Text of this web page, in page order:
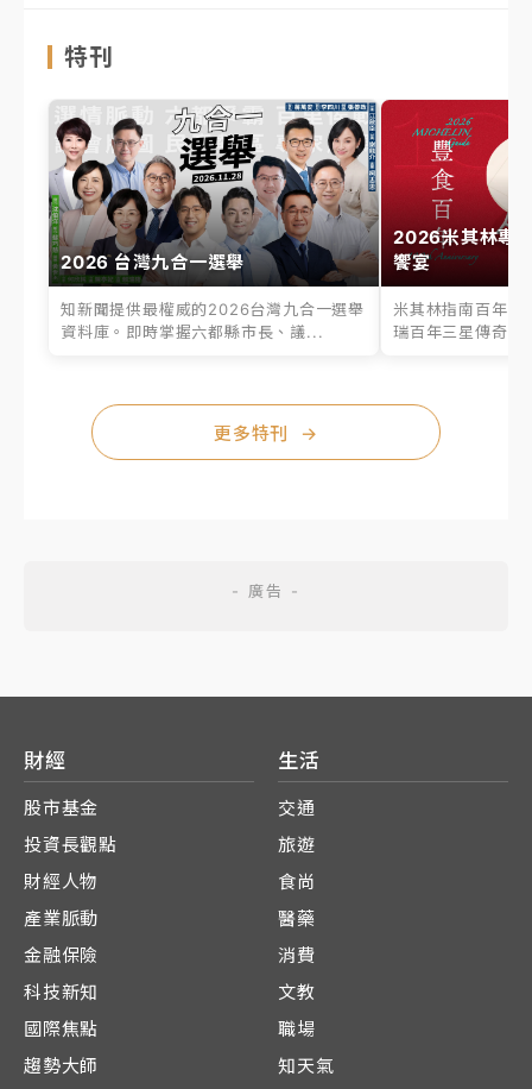
特刊
2026 台灣九合一選舉
知新聞提供最權威的2026台灣九合一選舉
資料庫。即時掌握六都縣市長、議...
2026米其林專
饗宴
米其林指南百年之
瑞百年三星傳奇、
更多特刊 →
財經
股市基金
投資長觀點
財經人物
產業脈動
金融保險
科技新知
國際焦點
趨勢大師
生活
交通
旅遊
食尚
醫藥
消費
文教
職場
知天氣